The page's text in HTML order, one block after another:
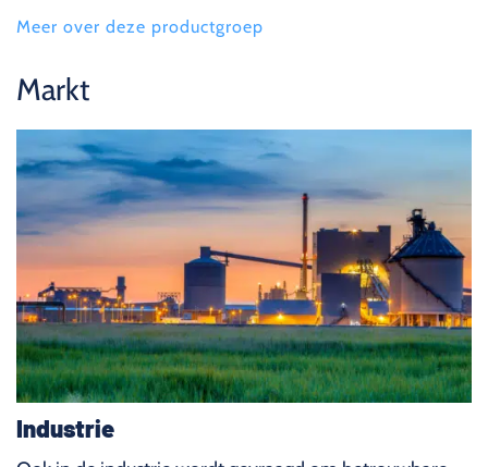
Meer over deze productgroep
Markt
Industrie